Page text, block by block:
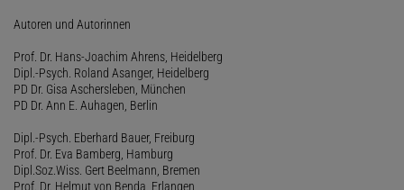
Autoren und Autorinnen
Prof. Dr. Hans-Joachim Ahrens, Heidelberg
Dipl.-Psych. Roland Asanger, Heidelberg
PD Dr. Gisa Aschersleben, München
PD Dr. Ann E. Auhagen, Berlin
Dipl.-Psych. Eberhard Bauer, Freiburg
Prof. Dr. Eva Bamberg, Hamburg
Dipl.Soz.Wiss. Gert Beelmann, Bremen
Prof. Dr. Helmut von Benda, Erlangen